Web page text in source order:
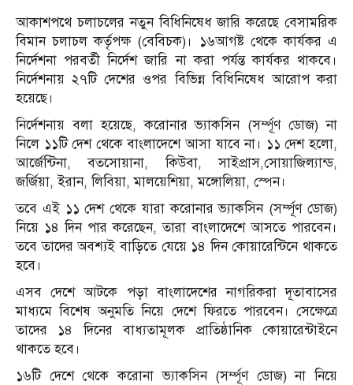
আকাশপথে চলাচলের নতুন বিধিনিষেধ জারি করেছে বেসামরিক
বিমান চলাচল কর্তৃপক্ষ (বেবিচক)। ১৬আগষ্ট থেকে কার্যকর এ
নির্দেশনা পরবর্তী নির্দেশ জারি না করা পর্যন্ত কার্যকর থাকবে।
নির্দেশনায় ২৭টি দেশের ওপর বিভিন্ন বিধিনিষেধ আরোপ করা
হয়েছে।
নির্দেশনায় বলা হয়েছে, করোনার ভ্যাকসিন (সর্ম্পূণ ডোজ) না
নিলে ১১টি দেশ থেকে বাংলাদেশে আসা যাবে না। ১১ দেশ হলো,
আর্জেন্টিনা, বতসোয়ানা, কিউবা, সাইপ্রাস,সোয়াজিল্যান্ড,
জর্জিয়া, ইরান, লিবিয়া, মালয়েশিয়া, মঙ্গোলিয়া, স্পেন।
তবে এই ১১ দেশ থেকে যারা করোনার ভ্যাকসিন (সর্ম্পূণ ডোজ)
নিয়ে ১৪ দিন পার করেছেন, তারা বাংলাদেশে আসতে পারবেন।
তবে তাদের অবশ্যই বাড়িতে যেয়ে ১৪ দিন কোয়ারেন্টিনে থাকতে
হবে।
এসব দেশে আটকে পড়া বাংলাদেশের নাগরিকরা দূতাবাসের
মাধ্যমে বিশেষ অনুমতি নিয়ে দেশে ফিরতে পারবেন। সেক্ষেত্রে
তাদের ১৪ দিনের বাধ্যতামূলক প্রাতিষ্ঠানিক কোয়ারেন্টাইনে
থাকতে হবে।
১৬টি দেশে থেকে করোনা ভ্যাকসিন (সর্ম্পূণ ডোজ) না নিয়ে